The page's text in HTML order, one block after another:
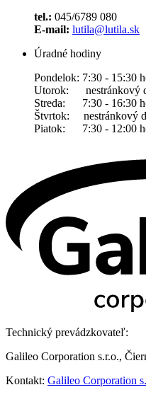
tel.: 045/6789 080
E-mail: lutila@lutila.sk
Úradné hodiny
Pondelok: 7:30 - 15:30
Utorok: nestránkový
Streda: 7:30 - 16:30
Štvrtok: nestránkový
Piatok: 7:30 - 12:00
Technický prevádzkovateľ:
Galileo Corporation s.r.o.,
Kontakt: Galileo Corporation